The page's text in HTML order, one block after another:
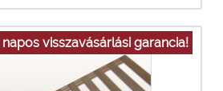
napos visszavásárlási garancia!